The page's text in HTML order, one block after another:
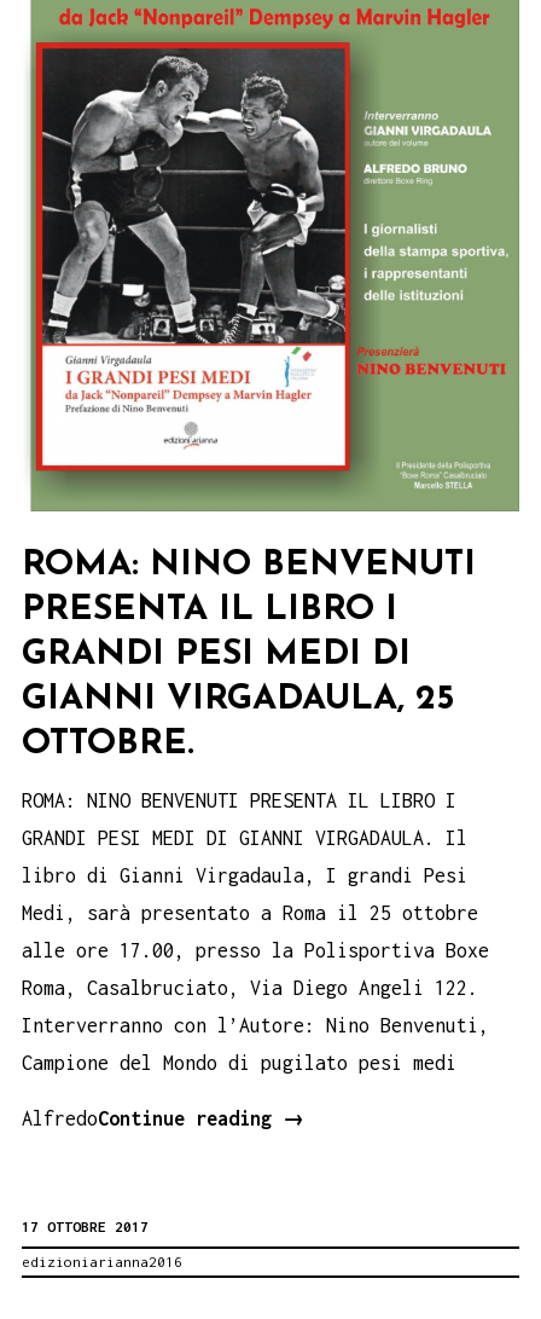
ROMA: NINO BENVENUTI
PRESENTA IL LIBRO I
GRANDI PESI MEDI DI
GIANNI VIRGADAULA, 25
OTTOBRE.
ROMA: NINO BENVENUTI PRESENTA IL LIBRO I
GRANDI PESI MEDI DI GIANNI VIRGADAULA. Il
libro di Gianni Virgadaula, I grandi Pesi
Medi, sarà presentato a Roma il 25 ottobre
alle ore 17.00, presso la Polisportiva Boxe
Roma, Casalbruciato, Via Diego Angeli 122.
Interverranno con l’Autore: Nino Benvenuti,
Campione del Mondo di pugilato pesi medi
AlfredoContinue reading
ROMA:
→
17 OTTOBRE 2017
edizioniarianna2016